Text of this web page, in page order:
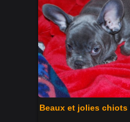
Beaux et jolies